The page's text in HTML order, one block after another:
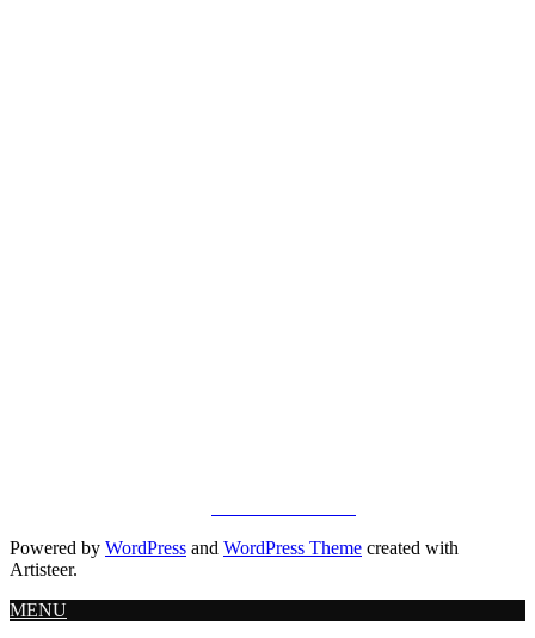
Powered by WordPress and WordPress Theme created with
Artisteer.
MENU